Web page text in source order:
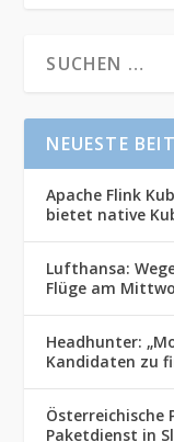
NEUESTE
Apache Flink
bietet native
Lufthansa:
Flüge am
Headhunter:
Kandidaten zu
Österreichische
Paketdienst in